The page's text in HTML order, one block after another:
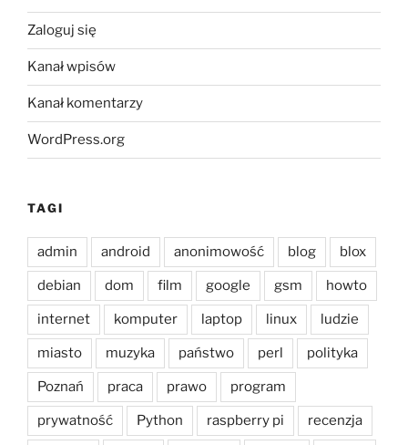
Zaloguj się
Kanał wpisów
Kanał komentarzy
WordPress.org
TAGI
admin android anonimowość blog blox
debian dom film google gsm howto
internet komputer laptop linux ludzie
miasto muzyka państwo perl polityka
Poznań praca prawo program
prywatność Python raspberry pi recenzja